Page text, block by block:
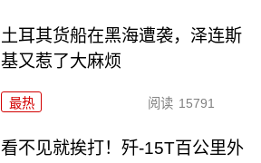
土耳其货船在黑海遭袭，泽连斯
基又惹了大麻烦
最热 阅读 15791
看不见就挨打！歼-15T百公里外